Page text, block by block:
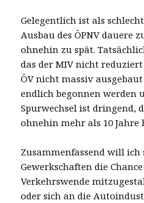
Gelegentlich ist als
Ausbau des ÖPNV dauere
ohnehin zu spät.
das der MIV nicht
ÖV nicht massiv
endlich begonnen werden
Spurwechsel ist dringend,
ohnehin mehr als 10 Jahre
Zusammenfassend will ich
Gewerkschaften die
Verkehrswende
oder sich an die